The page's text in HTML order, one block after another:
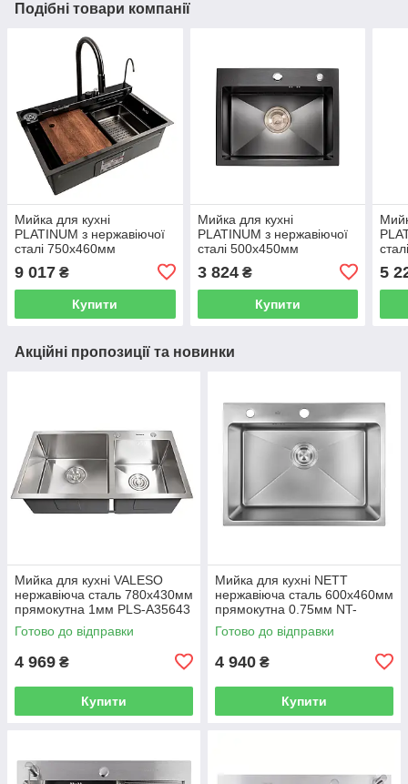
Подібні товари компанії
Мийка для кухні
PLATINUM з нержавіючої
сталі 750x460мм
PLS-A41259
9 017 ₴
Купити
Мийка для кухні
PLATINUM з нержавіючої
сталі 500x450мм
прямокутна 1.5мм чорна
PLS-A33606
3 824₴
Купити
5
Акційні пропозиції та новинки
Мийка для кухні VALESO
нержавіюча сталь 780x430мм
прямокутна 1мм PLS-A35643
Готово до відправки
4 969 ₴
Купити
Мийка для кухні NETT
нержавіюча сталь 600x460мм
прямокутна 0.75мм NT-
045620
Готово до відправки
4 940 ₴
Купити